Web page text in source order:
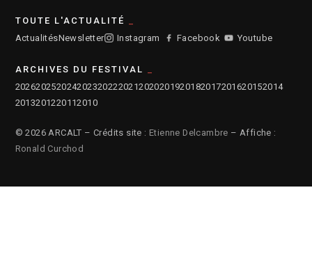
TOUTE L'ACTUALITÉ
ActualitésNewsletter Instagram Facebook Youtube
ARCHIVES DU FESTIVAL
2026202520242023202220212020201920182017201620152014
2013201220112010
© 2026 ARCALT – Crédits site : Etienne Delcambre – Affiche :
Ronald Curchod